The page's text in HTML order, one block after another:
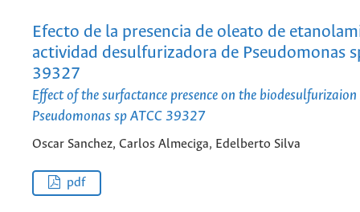
Efecto de la presencia de oleato de
actividad desulfurizadora de Pseudomonas
39327
Effect of the surfactance presence on the
Pseudomonas sp ATCC 39327
Oscar Sanchez, Carlos Almeciga, Edelberto Silva
pdf